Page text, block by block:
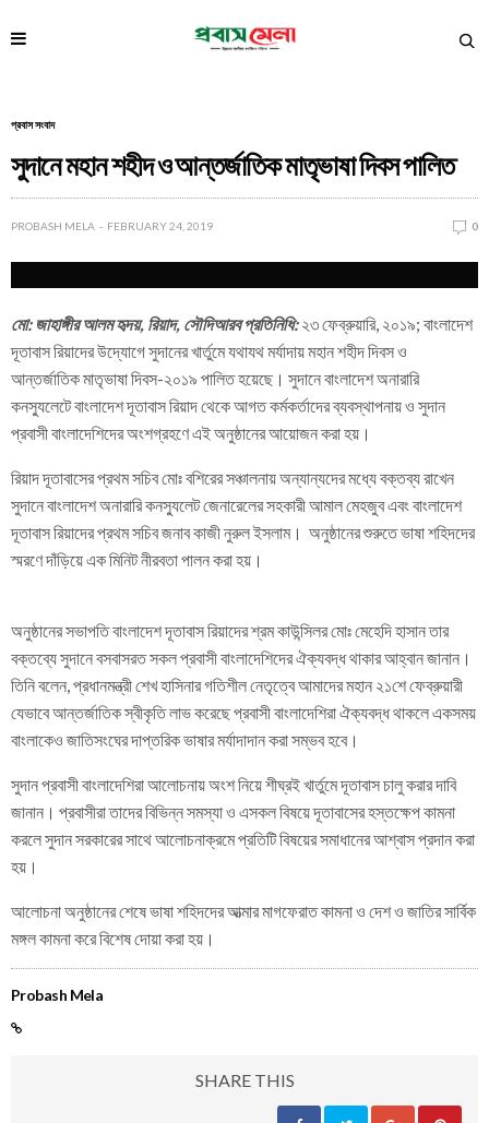
প্রবাস সংবাদ
সুদানে মহান শহীদ ও আন্তর্জাতিক মাতৃভাষা দিবস পালিত
PROBASH MELA FEBRUARY 24, 2019 0
মো: জাহাঙ্গীর আলম হৃদয়, রিয়াদ, সৌদিআরব প্রতিনিধি:২৩ ফেব্রুয়ারি, ২০১৯; বাংলাদেশ
দূতাবাস রিয়াদের উদ্যোগে সুদানের খার্তুমে যথাযথ মর্যাদায় মহান শহীদ দিবস ও
আন্তর্জাতিক মাতৃভাষা দিবস-২০১৯ পালিত হয়েছে। সুদানে বাংলাদেশ অনারারি
কনস্যুলেটে বাংলাদেশ দূতাবাস রিয়াদ থেকে আগত কর্মকর্তাদের ব্যবস্থাপনায় ও সুদান
প্রবাসী বাংলাদেশিদের অংশগ্রহণে এই অনুষ্ঠানের আয়োজন করা হয়।
রিয়াদ দূতাবাসের প্রথম সচিব মোঃ বশিরের সঞ্চালনায় অন্যান্যদের মধ্যে বক্তব্য রাখেন
সুদানে বাংলাদেশ অনারারি কনস্যুলেট জেনারেলের সহকারী আমাল মেহজুব এবং বাংলাদেশ
দূতাবাস রিয়াদের প্রথম সচিব জনাব কাজী নুরুল ইসলাম। অনুষ্ঠানের শুরুতে ভাষা শহিদদের
স্মরণে দাঁড়িয়ে এক মিনিট নীরবতা পালন করা হয়।
অনুষ্ঠানের সভাপতি বাংলাদেশ দূতাবাস রিয়াদের শ্রম কাউন্সিলর মোঃ মেহেদি হাসান তার
বক্তব্যে সুদানে বসবাসরত সকল প্রবাসী বাংলাদেশিদের ঐক্যবদ্ধ থাকার আহ্বান জানান।
তিনি বলেন, প্রধানমন্ত্রী শেখ হাসিনার গতিশীল নেতৃত্বে আমাদের মহান ২১শে ফেব্রুয়ারী
যেভাবে আন্তর্জাতিক স্বীকৃতি লাভ করেছে প্রবাসী বাংলাদেশিরা ঐক্যবদ্ধ থাকলে একসময়
বাংলাকেও জাতিসংঘের দাপ্তরিক ভাষার মর্যাদাদান করা সম্ভব হবে।
সুদান প্রবাসী বাংলাদেশিরা আলোচনায় অংশ নিয়ে শীঘ্রই খার্তুমে দূতাবাস চালু করার দাবি
জানান। প্রবাসীরা তাদের বিভিন্ন সমস্যা ও এসকল বিষয়ে দূতাবাসের হস্তক্ষেপ কামনা
করলে সুদান সরকারের সাথে আলোচনাক্রমে প্রতিটি বিষয়ের সমাধানের আশ্বাস প্রদান করা
হয়।
আলোচনা অনুষ্ঠানের শেষে ভাষা শহিদদের আত্মার মাগফেরাত কামনা ও দেশ ও জাতির সার্বিক
মঙ্গল কামনা করে বিশেষ দোয়া করা হয়।
Probash Mela
SHARE THIS